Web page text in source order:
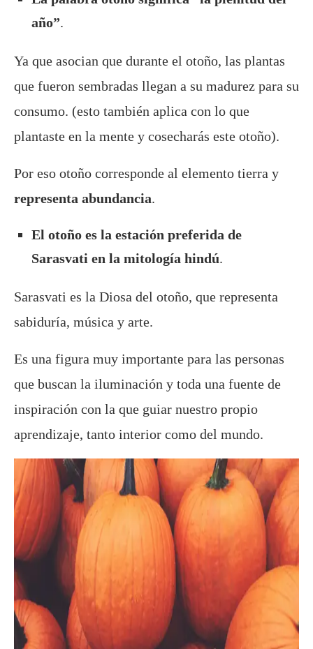
año”.
Ya que asocian que durante el otoño, las plantas
que fueron sembradas llegan a su madurez para su
consumo. (esto también aplica con lo que
plantaste en la mente y cosecharás este otoño).
Por eso otoño corresponde al elemento tierra y
representa abundancia.
El otoño es la estación preferida de
Sarasvati en la mitología hindú.
Sarasvati es la Diosa del otoño, que representa
sabiduría, música y arte.
Es una figura muy importante para las personas
que buscan la iluminación y toda una fuente de
inspiración con la que guiar nuestro propio
aprendizaje, tanto interior como del mundo.